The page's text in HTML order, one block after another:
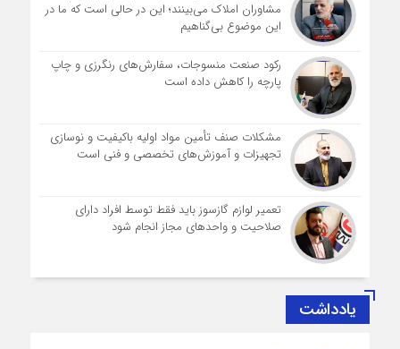
مشاوران املاک می‌بینند؛ این در حالی است که ما در
این موضوع بی‌گناهیم
رکود صنعت منسوجات، سفارش‌های رنگرزی و چاپ
پارچه را کاهش داده است
مشکلات صنف تأمین مواد اولیه باکیفیت و نوسازی
تجهیزات و آموزش‌های تخصصی و فنی است
تعمیر لوازم گازسوز باید فقط توسط افراد دارای
صلاحیت و واحدهای مجاز انجام شود
یادداشت